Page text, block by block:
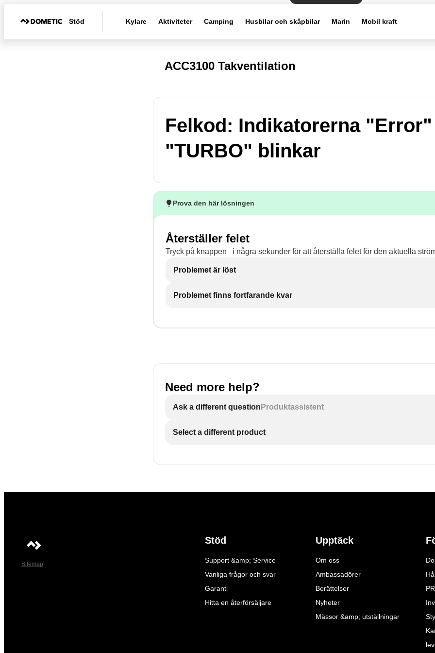
Stöd Kylare Aktiviteter Camping Husbilar och skåpbilar Marin Mobil kraft
ACC3100 Takventilation
Felkod: Indikatorerna
"TURBO" blinkar
Prova den här lösningen
Återställer felet
Tryck på knappen i några sekunder för att återställa felet för den aktuella
Problemet är löst
Problemet finns fortfarande kvar
Need more help?
Ask a different question Produktassistent
Select a different product
Sitemap
Stöd
Support &amp; Service
Vanliga frågor och svar
Garanti
Hitta en återförsäljare
Upptäck
Om oss
Ambassadörer
Berättelser
Nyheter
Mässor &amp; utställningar